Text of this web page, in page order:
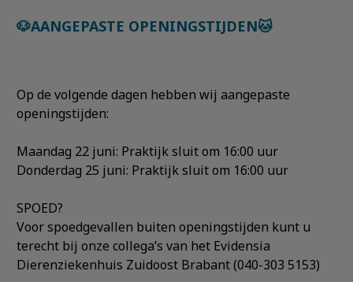
🐶AANGEPASTE OPENINGSTIJDEN🐱
Op de volgende dagen hebben wij aangepaste
openingstijden:
Maandag 22 juni: Praktijk sluit om 16:00 uur
Donderdag 25 juni: Praktijk sluit om 16:00 uur
SPOED?
Voor spoedgevallen buiten openingstijden kunt u
terecht bij onze collega’s van het Evidensia
Dierenziekenhuis Zuidoost Brabant (040-303 5153)